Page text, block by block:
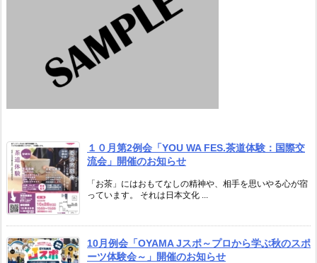
１０月第2例会「YOU WA FES.茶道体験：国際交
流会」開催のお知らせ
「お茶」にはおもてなしの精神や、相手を思いやる心が宿
っています。 それは日本文化 ...
10月例会「OYAMA Jスポ～プロから学ぶ秋のスポ
ーツ体験会～」開催のお知らせ